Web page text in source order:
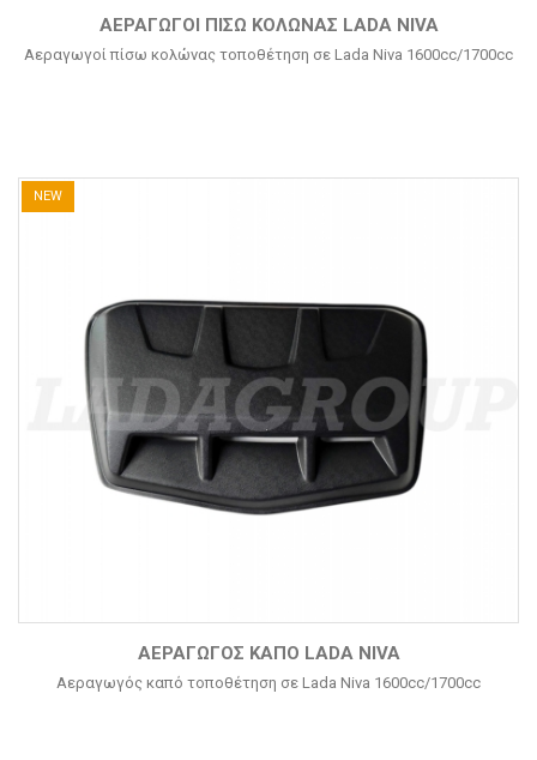
ΑΕΡΑΓΩΓΟΊ ΠΊΣΩ ΚΟΛΏΝΑΣ LADA NIVA
Αεραγωγοί πίσω κολώνας τοποθέτηση σε Lada Niva 1600cc/1700cc
NEW
ΑΕΡΑΓΩΓΌΣ ΚΑΠΌ LADA NIVA
Αεραγωγός καπό τοποθέτηση σε Lada Niva 1600cc/1700cc